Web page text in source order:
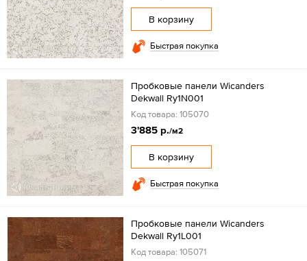
В корзину
Быстрая покупка
Пробковые панели Wicanders
Dekwall Ry1N001
Код товара: 105070
3'885 р./м2
В корзину
Быстрая покупка
Пробковые панели Wicanders
Dekwall Ry1L001
Код товара: 105071